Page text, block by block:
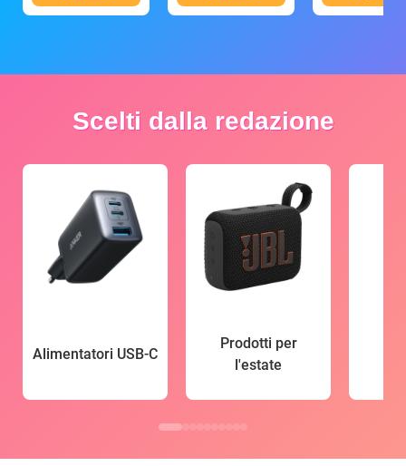
Scelti dalla redazione
Alimentatori USB-C
Prodotti per
l'estate